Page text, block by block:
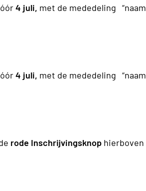
4 juli, met de mededeling “naam
4 juli, met de mededeling “naam
rode Inschrijvingsknop hierboven